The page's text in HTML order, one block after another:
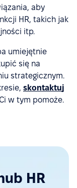
aby
HR, takich jak
itp.
umiejętnie
się na
strategicznym.
skontaktuj
w tym pomoże.
HR